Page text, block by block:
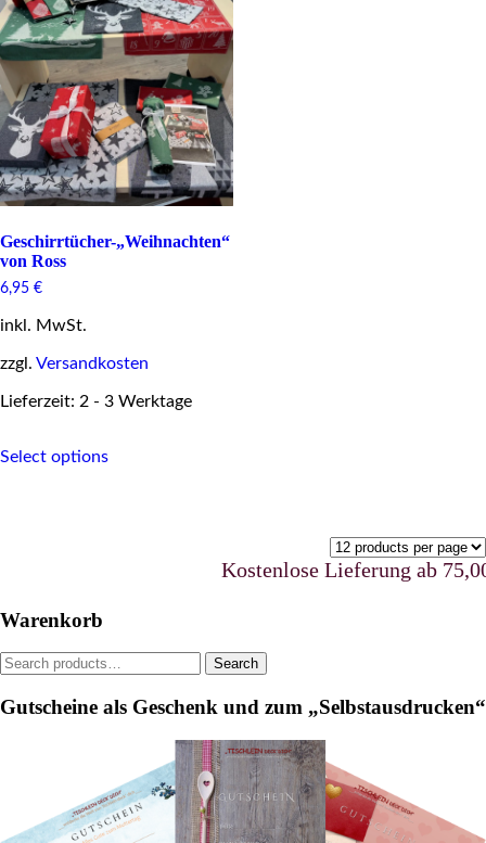
Geschirrtücher-„Weihnachten“
von Ross
6,95 €
inkl. MwSt.
zzgl. Versandkosten
Lieferzeit: 2 - 3 Werktage
Select optionsproduct
the
page
Kostenlose Lieferung ab 75,00
Warenkorb
Search
Search
Gutscheine als Geschenk und zum „Selbstausdrucken“